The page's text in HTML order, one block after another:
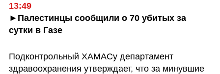
13:49
►Палестинцы сообщили о 70 убитых за
сутки в Газе
Подконтрольный ХАМАСу департамент
здравоохранения утверждает, что за минувшие